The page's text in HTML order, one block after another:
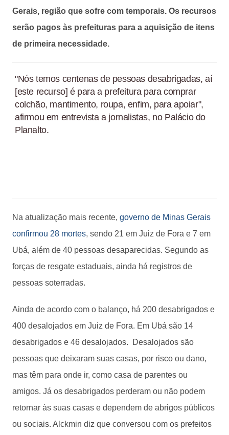
Gerais, região que sofre com temporais. Os recursos
serão pagos às prefeituras para a aquisição de itens
de primeira necessidade.
"Nós temos centenas de pessoas desabrigadas, aí
[este recurso] é para a prefeitura para comprar
colchão, mantimento, roupa, enfim, para apoiar",
afirmou em entrevista a jornalistas, no Palácio do
Planalto.
Na atualização mais recente, governo de Minas Gerais
confirmou 28 mortes, sendo 21 em Juiz de Fora e 7 em
Ubá, além de 40 pessoas desaparecidas. Segundo as
forças de resgate estaduais, ainda há registros de
pessoas soterradas.
Ainda de acordo com o balanço, há 200 desabrigados e
400 desalojados em Juiz de Fora. Em Ubá são 14
desabrigados e 46 desalojados. Desalojados são
pessoas que deixaram suas casas, por risco ou dano,
mas têm para onde ir, como casa de parentes ou
amigos. Já os desabrigados perderam ou não podem
retornar às suas casas e dependem de abrigos públicos
ou sociais. Alckmin diz que conversou com os prefeitos